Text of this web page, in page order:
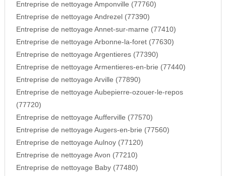
Entreprise de nettoyage Amponville (77760)
Entreprise de nettoyage Andrezel (77390)
Entreprise de nettoyage Annet-sur-marne (77410)
Entreprise de nettoyage Arbonne-la-foret (77630)
Entreprise de nettoyage Argentieres (77390)
Entreprise de nettoyage Armentieres-en-brie (77440)
Entreprise de nettoyage Arville (77890)
Entreprise de nettoyage Aubepierre-ozouer-le-repos
(77720)
Entreprise de nettoyage Aufferville (77570)
Entreprise de nettoyage Augers-en-brie (77560)
Entreprise de nettoyage Aulnoy (77120)
Entreprise de nettoyage Avon (77210)
Entreprise de nettoyage Baby (77480)